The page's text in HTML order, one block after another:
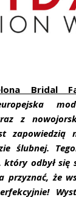
Bridal
z
zapowiedzią
ślubnej.
który odbył się
przyznać, że